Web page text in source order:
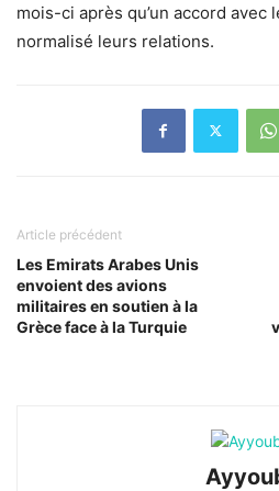
mois-ci après qu’un accord avec
normalisé leurs relations.
Article précédent
Les Emirats Arabes Unis
envoient des avions
militaires en soutien à la
Grèce face à la Turquie